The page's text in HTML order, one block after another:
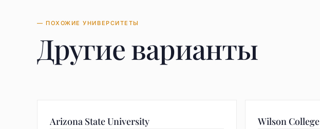
— ПОХОЖИЕ УНИВЕРСИТЕТЫ
Другие варианты
Arizona State University Wilson College